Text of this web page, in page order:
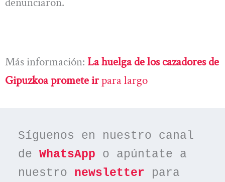
Más información: La huelga de los cazadores de
Gipuzkoa promete irpara largo
Síguenos en nuestro canal
de WhatsApp o apúntate a
nuestro newsletter para